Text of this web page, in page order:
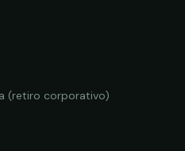
(retiro corporativo)